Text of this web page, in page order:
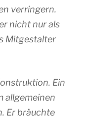
verringern.
nicht nur als
Mitgestalter
Ein
allgemeinen
Er bräuchte